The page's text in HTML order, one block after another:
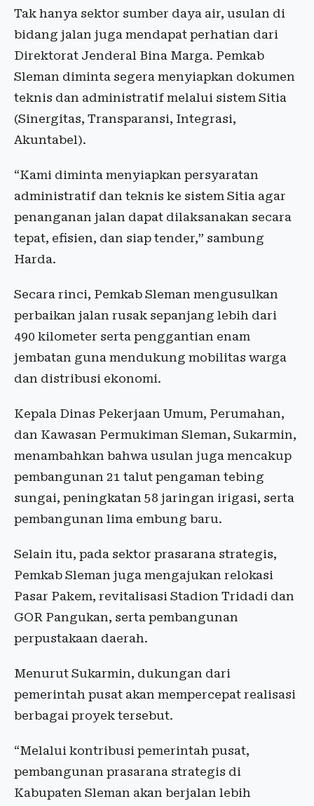
Tak hanya sektor sumber daya air, usulan di
bidang jalan juga mendapat perhatian dari
Direktorat Jenderal Bina Marga. Pemkab
Sleman diminta segera menyiapkan dokumen
teknis dan administratif melalui sistem Sitia
(Sinergitas, Transparansi, Integrasi,
Akuntabel).
“Kami diminta menyiapkan persyaratan
administratif dan teknis ke sistem Sitia agar
penanganan jalan dapat dilaksanakan secara
tepat, efisien, dan siap tender,” sambung
Harda.
Secara rinci, Pemkab Sleman mengusulkan
perbaikan jalan rusak sepanjang lebih dari
490 kilometer serta penggantian enam
jembatan guna mendukung mobilitas warga
dan distribusi ekonomi.
Kepala Dinas Pekerjaan Umum, Perumahan,
dan Kawasan Permukiman Sleman, Sukarmin,
menambahkan bahwa usulan juga mencakup
pembangunan 21 talut pengaman tebing
sungai, peningkatan 58 jaringan irigasi, serta
pembangunan lima embung baru.
Selain itu, pada sektor prasarana strategis,
Pemkab Sleman juga mengajukan relokasi
Pasar Pakem, revitalisasi Stadion Tridadi dan
GOR Pangukan, serta pembangunan
perpustakaan daerah.
Menurut Sukarmin, dukungan dari
pemerintah pusat akan mempercepat realisasi
berbagai proyek tersebut.
“Melalui kontribusi pemerintah pusat,
pembangunan prasarana strategis di
Kabupaten Sleman akan berjalan lebih